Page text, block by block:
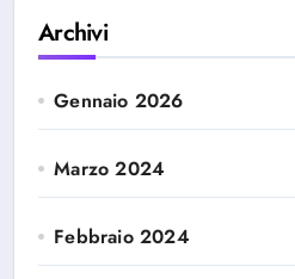
Archivi
Gennaio 2026
Marzo 2024
Febbraio 2024